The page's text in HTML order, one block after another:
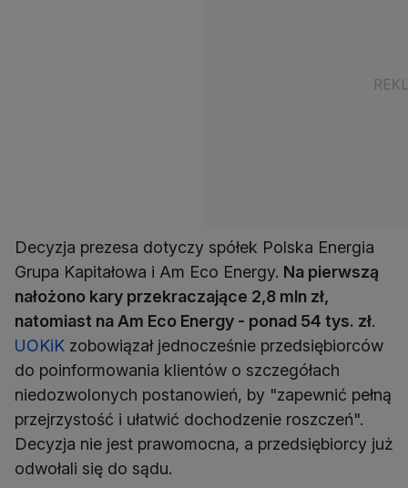
Decyzja prezesa dotyczy spółek Polska Energia
Grupa Kapitałowa i Am Eco Energy. Na pierwszą
nałożono kary przekraczające 2,8 mln zł,
natomiast na Am Eco Energy - ponad 54 tys. zł.
UOKiK zobowiązał jednocześnie przedsiębiorców
do poinformowania klientów o szczegółach
niedozwolonych postanowień, by "zapewnić pełną
przejrzystość i ułatwić dochodzenie roszczeń".
Decyzja nie jest prawomocna, a przedsiębiorcy już
odwołali się do sądu.